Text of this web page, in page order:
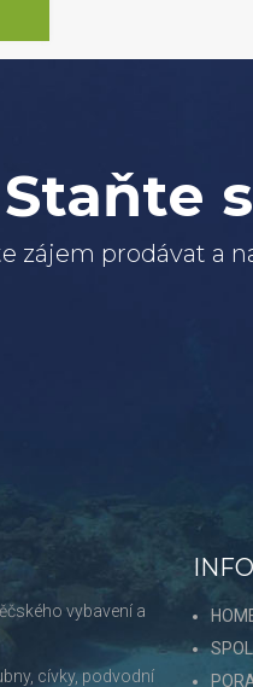
Staňte
zájem prodávat a
vybavení a
cívky, podvodní